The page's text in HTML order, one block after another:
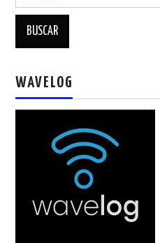
SOTA Y POTA
W5WIN
WAVELOG
CRECJ
MUMLA APP ( MUY FÁCIL )
WAVELOG